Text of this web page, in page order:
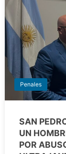
Penales
SAN
UN
POR